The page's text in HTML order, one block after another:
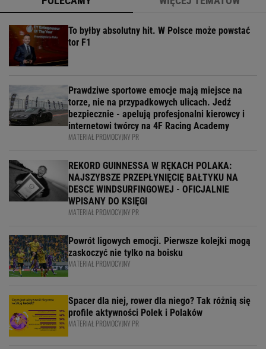
To byłby absolutny hit. W Polsce może powstać
tor F1
Prawdziwe sportowe emocje mają miejsce na
torze, nie na przypadkowych ulicach. Jedź
bezpiecznie - apelują profesjonalni kierowcy i
internetowi twórcy na 4F Racing Academy
MATERIAŁ PROMOCYJNY PR
REKORD GUINNESSA W RĘKACH POLAKA:
NAJSZYBSZE PRZEPŁYNIĘCIĘ BAŁTYKU NA
DESCE WINDSURFINGOWEJ - OFICJALNIE
WPISANY DO KSIĘGI
MATERIAŁ PROMOCYJNY PR
Powrót ligowych emocji. Pierwsze kolejki mogą
zaskoczyć nie tylko na boisku
MATERIAŁ PROMOCYJNY
Spacer dla niej, rower dla niego? Tak różnią się
profile aktywności Polek i Polaków
MATERIAŁ PROMOCYJNY PR